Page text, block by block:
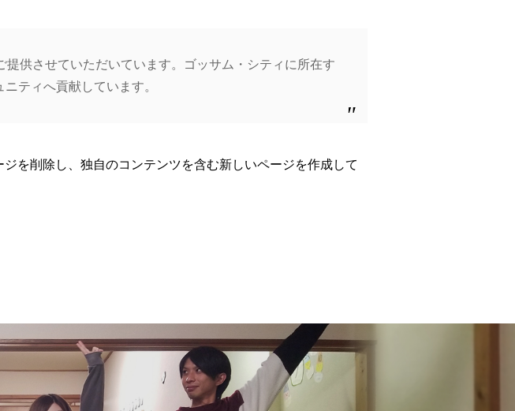
供させていただいています。ゴッサム・シティに所在す
ティへ貢献しています。
を削除し、独自のコンテンツを含む新しいページを作成して